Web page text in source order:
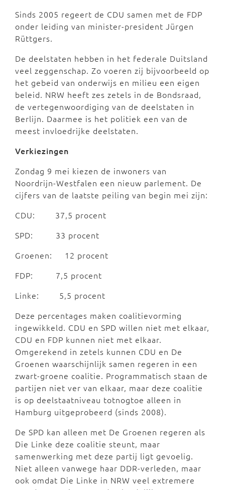
Sinds 2005 regeert de CDU samen met de FDP
onder leiding van minister-president Jürgen
Rüttgers.
De deelstaten hebben in het federale Duitsland
veel zeggenschap. Zo voeren zij bijvoorbeeld op
het gebeid van onderwijs en milieu een eigen
beleid. NRW heeft zes zetels in de Bondsraad,
de vertegenwoordiging van de deelstaten in
Berlijn. Daarmee is het politiek een van de
meest invloedrijke deelstaten.
Verkiezingen
Zondag 9 mei kiezen de inwoners van
Noordrijn-Westfalen een nieuw parlement. De
cijfers van de laatste peiling van begin mei zijn:
CDU: 37,5 procent
SPD: 33 procent
Groenen: 12 procent
FDP: 7,5 procent
Linke: 5,5 procent
Deze percentages maken coalitievorming
ingewikkeld. CDU en SPD willen niet met elkaar,
CDU en FDP kunnen niet met elkaar.
Omgerekend in zetels kunnen CDU en De
Groenen waarschijnlijk samen regeren in een
zwart-groene coalitie. Programmatisch staan de
partijen niet ver van elkaar, maar deze coalitie
is op deelstaatniveau totnogtoe alleen in
Hamburg uitgeprobeerd (sinds 2008).
De SPD kan alleen met De Groenen regeren als
Die Linke deze coalitie steunt, maar
samenwerking met deze partij ligt gevoelig.
Niet alleen vanwege haar DDR-verleden, maar
ook omdat Die Linke in NRW veel extremere